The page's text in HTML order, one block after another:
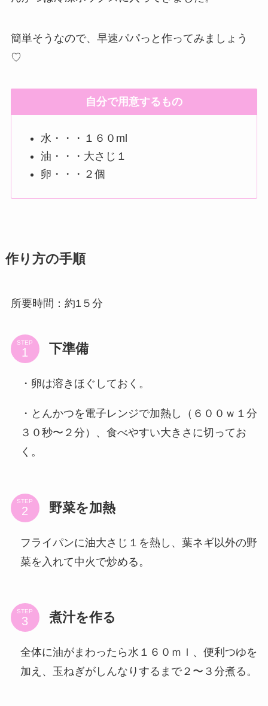
簡単そうなので、早速パパっと作ってみましょう
♡
自分で用意するもの
水・・・１６０ml
油・・・大さじ１
卵・・・２個
作り方の手順
所要時間：約1５分
STEP 下準備
・卵は溶きほぐしておく。
・とんかつを電子レンジで加熱し（６００ｗ１分
３０秒〜２分）、食べやすい大きさに切ってお
く。
STEP 野菜を加熱
フライパンに油大さじ１を熱し、葉ネギ以外の野
菜を入れて中火で炒める。
STEP 煮汁を作る
全体に油がまわったら水１６０ｍｌ、便利つゆを
加え、玉ねぎがしんなりするまで２〜３分煮る。